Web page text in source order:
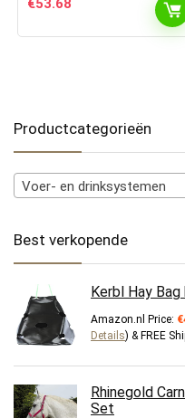
Productcategorieën
Voer- en drinksystemen
Best verkopende
Kerbl Hay Bag
Amazon.nl Price: €
Details) & FREE
Rhinegold
Set